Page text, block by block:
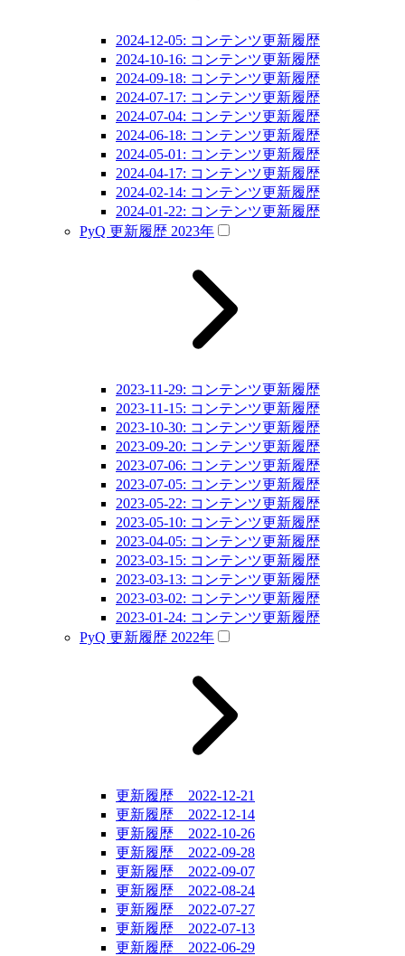
2024-12-05: コンテンツ更新履歴
2024-10-16: コンテンツ更新履歴
2024-09-18: コンテンツ更新履歴
2024-07-17: コンテンツ更新履歴
2024-07-04: コンテンツ更新履歴
2024-06-18: コンテンツ更新履歴
2024-05-01: コンテンツ更新履歴
2024-04-17: コンテンツ更新履歴
2024-02-14: コンテンツ更新履歴
2024-01-22: コンテンツ更新履歴
PyQ 更新履歴 2023年
2023-11-29: コンテンツ更新履歴
2023-11-15: コンテンツ更新履歴
2023-10-30: コンテンツ更新履歴
2023-09-20: コンテンツ更新履歴
2023-07-06: コンテンツ更新履歴
2023-07-05: コンテンツ更新履歴
2023-05-22: コンテンツ更新履歴
2023-05-10: コンテンツ更新履歴
2023-04-05: コンテンツ更新履歴
2023-03-15: コンテンツ更新履歴
2023-03-13: コンテンツ更新履歴
2023-03-02: コンテンツ更新履歴
2023-01-24: コンテンツ更新履歴
PyQ 更新履歴 2022年
更新履歴 2022-12-21
更新履歴 2022-12-14
更新履歴 2022-10-26
更新履歴 2022-09-28
更新履歴 2022-09-07
更新履歴 2022-08-24
更新履歴 2022-07-27
更新履歴 2022-07-13
更新履歴 2022-06-29